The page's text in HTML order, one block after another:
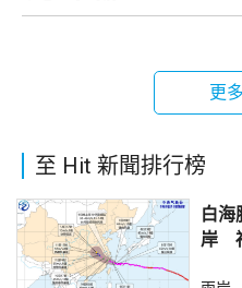
更
至 Hit 新聞排行榜
白海
岸